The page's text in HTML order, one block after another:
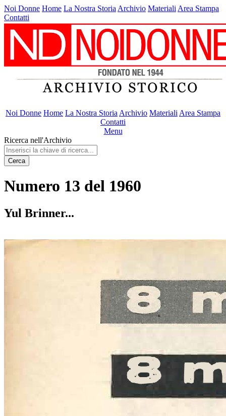
Noi Donne Home La Nostra Storia Archivio Materiali Area Stampa
Contatti
Noi Donne Home La Nostra Storia Archivio Materiali Area Stampa
Contatti
Menu
Ricerca nell'Archivio
Cerca
Numero 13 del 1960
Yul Brinner...